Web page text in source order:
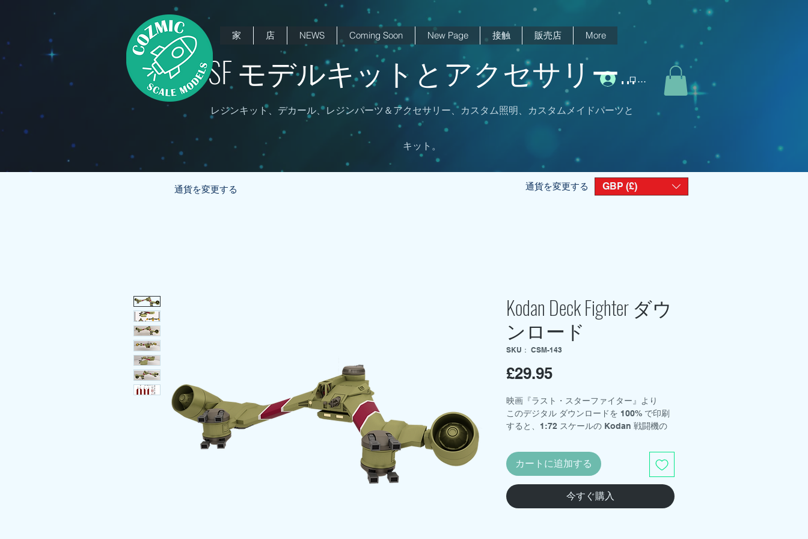
家 店 NEWS Coming Soon New Page 接触 販売店 More
ログイン
SF モデルキットとアクセサリー...
レジンキット、デカール、レジンパーツ＆アクセサリー、カスタム照明、カスタムメイドパーツと
キット。
通貨を変更する 通貨を変更する GBP (£)
Kodan Deck Fighter ダウ
ンロード
SKU： CSM-143
£29.95価
格
映画『ラスト・スターファイター』より
このデジタル ダウンロードを 100% で印刷
すると、1:72 スケールの Kodan 戦闘機の
ダウンロード ファイルには、完全な説明
書、塗装の参考資料、デカール シートのア
ートワーク、印刷可能なオプションのベース
が含まれています。
実物のレジンキット版は2022年初頭に発売
カートに追加する
今すぐ購入